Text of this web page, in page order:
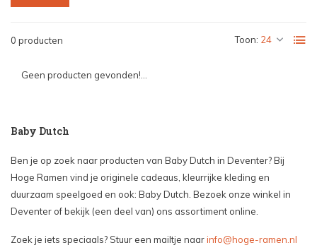
0 producten Toon:
Geen producten gevonden!...
Baby Dutch
Ben je op zoek naar producten van Baby Dutch in Deventer? Bij
Hoge Ramen vind je originele cadeaus, kleurrijke kleding en
duurzaam speelgoed en ook: Baby Dutch. Bezoek onze winkel in
Deventer of bekijk (een deel van) ons assortiment online.
Zoek je iets speciaals? Stuur een mailtje naarinfo@hoge-ramen.nl